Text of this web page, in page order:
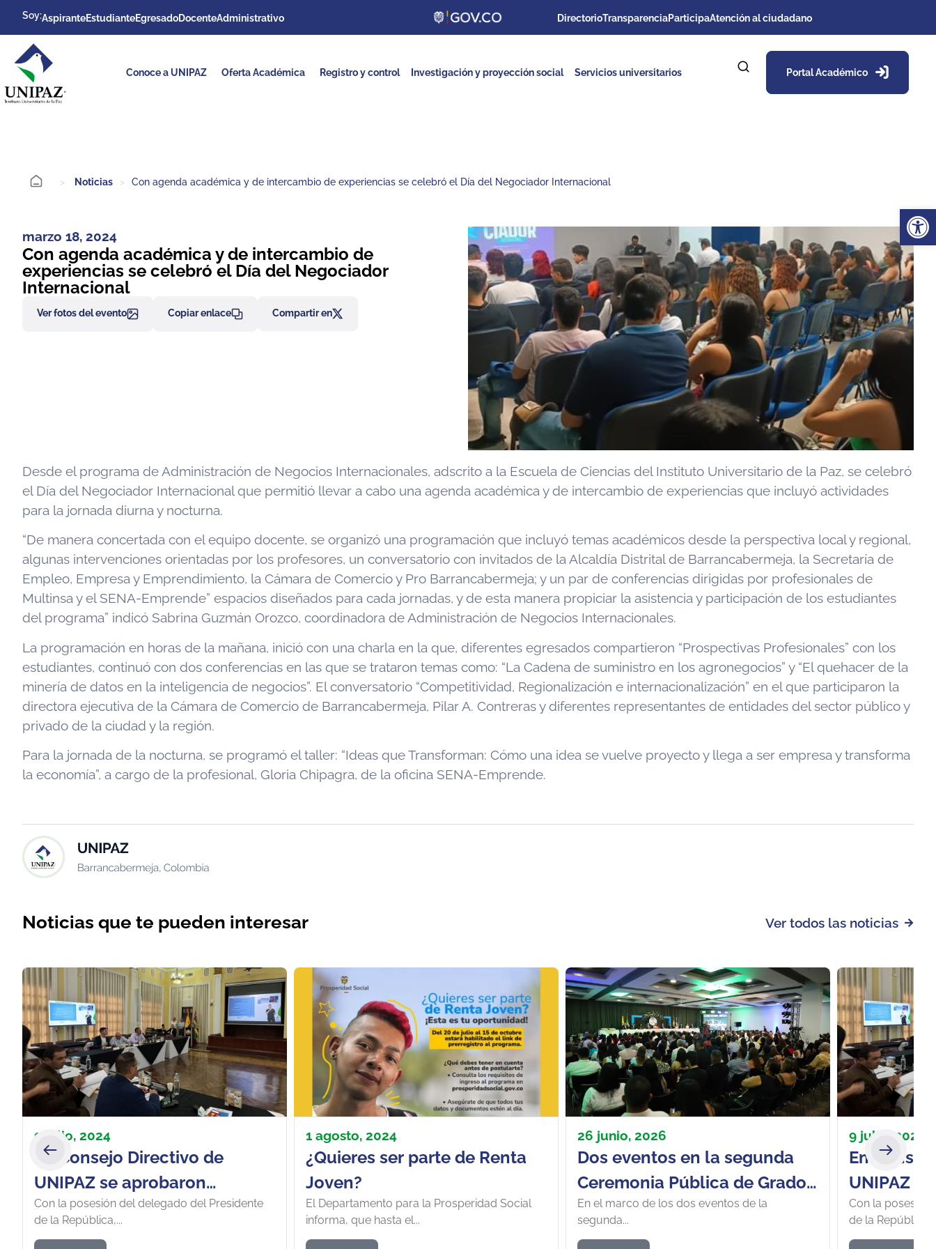
Soy:AspiranteEstudianteEgresadoDocenteAdministrativo DirectorioTransparenciaParticipaAtención al ciudadano
Conoce a UNIPAZ Oferta Académica Registro y control Investigación y proyección social Servicios universitarios Portal Académico
> Noticias > Con agenda académica y de intercambio de experiencias se celebró el Día del Negociador Internacional
marzo 18, 2024
Con agenda académica y de intercambio de
experiencias se celebró el Día del Negociador
Internacional
Ver fotos del evento Copiar enlace Compartir en
Desde el programa de Administración de Negocios Internacionales, adscrito a la Escuela de Ciencias del Instituto Universitario de la Paz, se celebró
el Día del Negociador Internacional que permitió llevar a cabo una agenda académica y de intercambio de experiencias que incluyó actividades
para la jornada diurna y nocturna.
“De manera concertada con el equipo docente, se organizó una programación que incluyó temas académicos desde la perspectiva local y regional,
algunas intervenciones orientadas por los profesores, un conversatorio con invitados de la Alcaldía Distrital de Barrancabermeja, la Secretaría de
Empleo, Empresa y Emprendimiento, la Cámara de Comercio y Pro Barrancabermeja; y un par de conferencias dirigidas por profesionales de
Multinsa y el SENA-Emprende” espacios diseñados para cada jornadas, y de esta manera propiciar la asistencia y participación de los estudiantes
del programa” indicó Sabrina Guzmán Orozco, coordinadora de Administración de Negocios Internacionales.
La programación en horas de la mañana, inició con una charla en la que, diferentes egresados compartieron “Prospectivas Profesionales” con los
estudiantes, continuó con dos conferencias en las que se trataron temas como: “La Cadena de suministro en los agronegocios” y “El quehacer de la
minería de datos en la inteligencia de negocios”. El conversatorio “Competitividad, Regionalización e internacionalización” en el que participaron la
directora ejecutiva de la Cámara de Comercio de Barrancabermeja, Pilar A. Contreras y diferentes representantes de entidades del sector público y
privado de la ciudad y la región.
Para la jornada de la nocturna, se programó el taller: “Ideas que Transforman: Cómo una idea se vuelve proyecto y llega a ser empresa y transforma
la economía”, a cargo de la profesional, Gloria Chipagra, de la oficina SENA-Emprende.
Noticias que te pueden interesar Ver todos las noticias
9 julio, 2024
En Consejo Directivo de
UNIPAZ se aprobaron
creación de la Escuela de
Ciencias de la Salud y el Plan
Con la posesión del delegado del Presidente
de la República,...
1 agosto, 2024
¿Quieres ser parte de Renta
Joven?
El Departamento para la Prosperidad Social
informa, que hasta el...
26 junio, 2026
Dos eventos en la segunda
Ceremonia Pública de Grados
de junio: UNIPAZ entregó 172
nuevos títulos entre
En el marco de los dos eventos de la
segunda...
9 julio, 2024
En
UNIPAZ
creación
Ciencias
Con la posesión
de la